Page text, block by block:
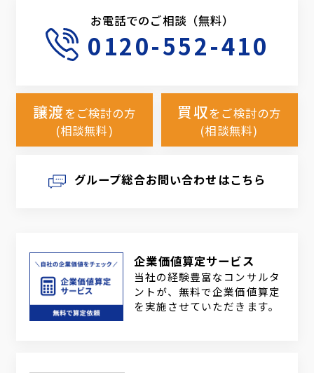
お電話でのご相談（無料）
0120-552-410
譲渡をご検討の方
(相談無料)
買収をご検討の方
(相談無料)
グループ総合お問い合わせはこちら
企業価値算定サービス
当社の経験豊富なコンサルタ
ントが、無料で企業価値算定
を実施させていただきます。